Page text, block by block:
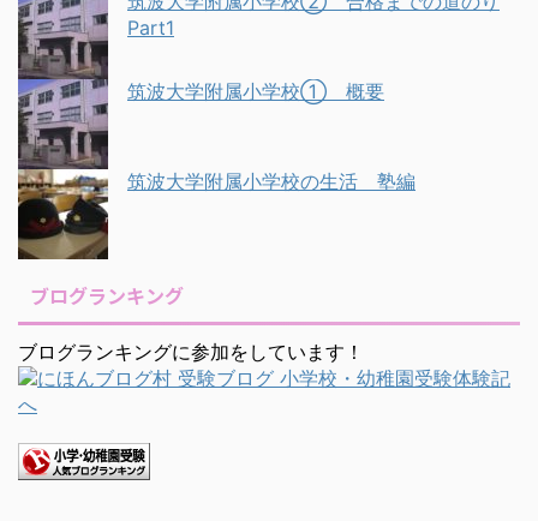
Part1
筑波大学附属小学校① 概要
筑波大学附属小学校の生活 塾編
ブログランキング
ブログランキングに参加をしています！